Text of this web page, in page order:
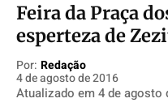
Socioeconômicas
TV Século
Justiça
Socioeconômicas
TV Século
Justiça
Socioeconômicas
TV Século
Justiça
Socioeconômicas
TV Século
Justiça
Feira da Praça
esperteza de
Por: Redação
4 de agosto de 2016
Atualizado em 4 de agosto